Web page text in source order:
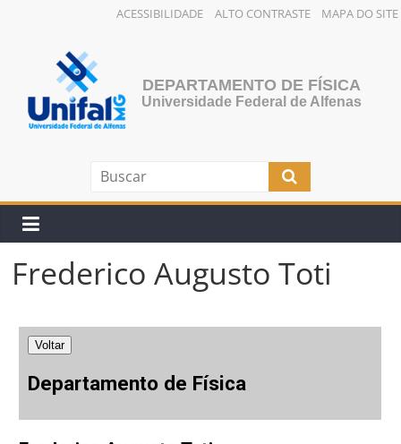
ACESSIBILIDADE ALTO CONTRASTE MAPA DO SITE
conteúdo
DEPARTAMENTO DE FÍSICA
Universidade Federal de Alfenas
Frederico Augusto Toti